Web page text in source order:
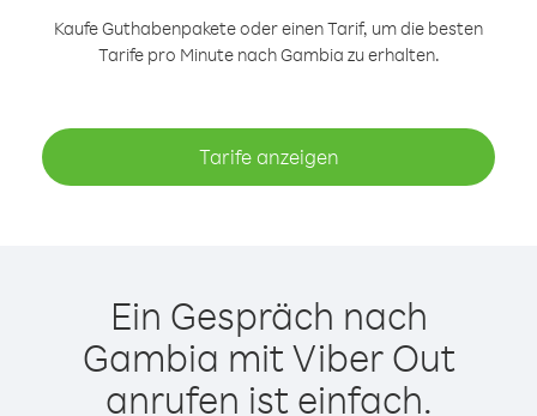
Kaufe Guthabenpakete oder einen Tarif, um die besten
Tarife pro Minute nach Gambia zu erhalten.
Tarife anzeigen
Ein Gespräch nach
Gambia mit Viber Out
anrufen ist einfach.